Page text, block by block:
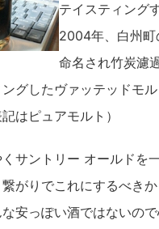
テイスティング
2004年、白州町
命名され竹炭濾
グしたヴァッテッドモル
記はピュアモルト）
サントリー オールドを
がりでこれにするべきか
安っぽい酒ではないので